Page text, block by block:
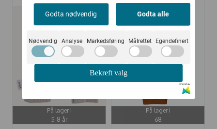
-25%
På lager i
5-8 år
-45%
På lager i
68
Godta nødvendig Godta alle
Nødvendig Analyse Markedsføring Målrettet Egendefinert
Bekreft valg
Drevet av